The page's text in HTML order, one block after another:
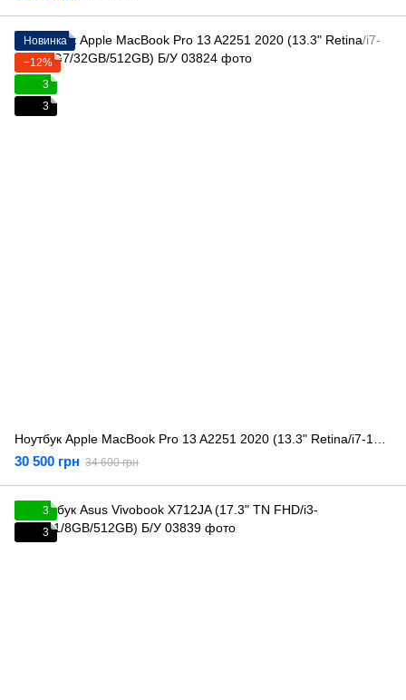
Новинка
−12%
3
3
30 500 грн 34 600 грн
3
3